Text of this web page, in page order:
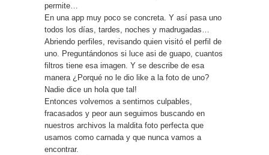
permite…
En una app muy poco se concreta. Y así pasa uno
todos los días, tardes, noches y madrugadas…
Abriendo perfiles, revisando quien visitó el perfil de
uno. Preguntándonos si luce asi de guapo, cuantos
filtros tiene esa imagen. Y se describe de esa
manera ¿Porqué no le dio like a la foto de uno?
Nadie dice un hola que tal!
Entonces volvemos a sentirnos culpables,
fracasados y peor aun seguimos buscando en
nuestros archivos la maldita foto perfecta que
usamos como carnada y que nunca vamos a
encontrar.